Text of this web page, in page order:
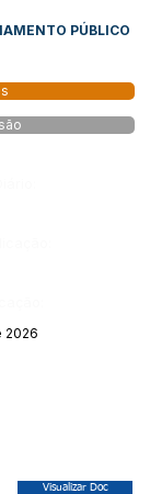
PÚBLICO
2026
Visualizar Doc